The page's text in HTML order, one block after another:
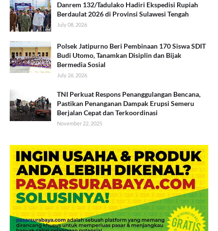
Danrem 132/Tadulako Hadiri Ekspedisi Rupiah
Berdaulat 2026 di Provinsi Sulawesi Tengah
July 08, 2026
Polsek Jatipurno Beri Pembinaan 170 Siswa SDIT
Budi Utomo, Tanamkan Disiplin dan Bijak
Bermedia Sosial
July 26, 2026
TNI Perkuat Respons Penanggulangan Bencana,
Pastikan Penanganan Dampak Erupsi Semeru
Berjalan Cepat dan Terkoordinasi
November 22, 2025